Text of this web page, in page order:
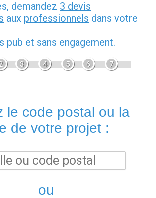
demandez 3 devis
aux professionnels dans votre
pub et sans engagement.
2 3 4 5 6 7
le code postal ou la
de votre projet :
ou